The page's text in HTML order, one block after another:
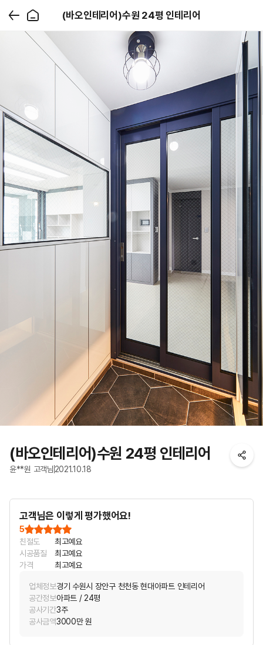
(바오인테리어)수원 24평 인테리어
(바오인테리어)수원 24평 인테리어
윤**원 고객님 2021.10.18
고객님은 이렇게 평가했어요!
5
친절도
최고예요
시공품질
최고예요
가격
최고예요
업체정보경기 수원시 장안구 천천동 현대아파트 인테리어
공간정보아파트 / 24평
공사기간3주
공사금액3000만 원